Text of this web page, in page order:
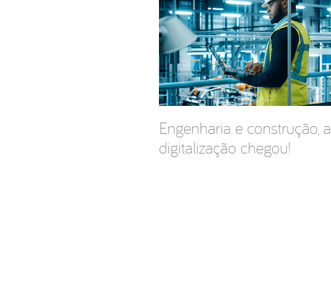
Engenharia e construção, a
digitalização chegou!